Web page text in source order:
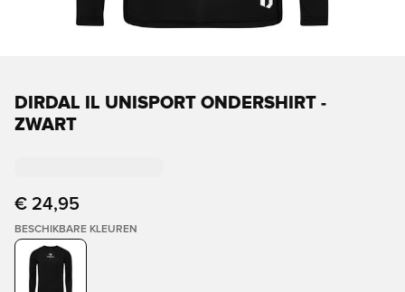
DIRDAL IL UNISPORT ONDERSHIRT -
ZWART
€ 24,95
BESCHIKBARE KLEUREN